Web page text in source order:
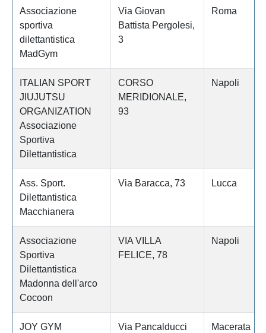
Associazione
sportiva
dilettantistica
MadGym
Via Giovan
Battista Pergolesi,
3
Roma
ITALIAN SPORT
JIUJUTSU
ORGANIZATION
Associazione
Sportiva
Dilettantistica
CORSO
MERIDIONALE,
93
Napoli
Ass. Sport.
Dilettantistica
Macchianera
Via Baracca, 73 Lucca
Associazione
Sportiva
Dilettantistica
Madonna dell'arco
Cocoon
VIA VILLA
FELICE, 78
Napoli
JOY GYM
Via Pancalducci
Macerata